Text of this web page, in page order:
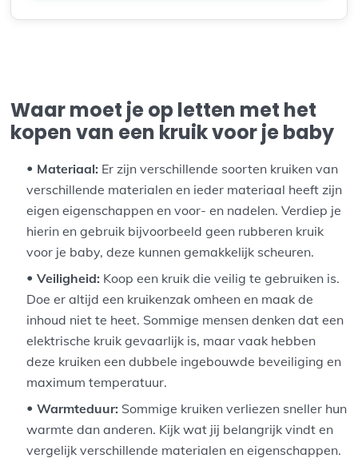
Waar moet je op letten met het
kopen van een kruik voor je baby
Materiaal: Er zijn verschillende soorten kruiken van
verschillende materialen en ieder materiaal heeft zijn
eigen eigenschappen en voor- en nadelen. Verdiep je
hierin en gebruik bijvoorbeeld geen rubberen kruik
voor je baby, deze kunnen gemakkelijk scheuren.
Veiligheid: Koop een kruik die veilig te gebruiken is.
Doe er altijd een kruikenzak omheen en maak de
inhoud niet te heet. Sommige mensen denken dat een
elektrische kruik gevaarlijk is, maar vaak hebben
deze kruiken een dubbele ingebouwde beveiliging en
maximum temperatuur.
Warmteduur: Sommige kruiken verliezen sneller hun
warmte dan anderen. Kijk wat jij belangrijk vindt en
vergelijk verschillende materialen en eigenschappen.